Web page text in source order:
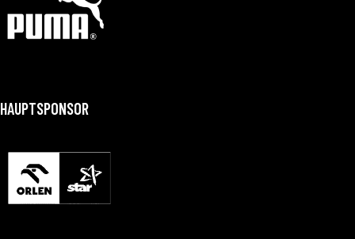
GONZALO PÉREZ DE VARGAS
HAUPTSPONSOR